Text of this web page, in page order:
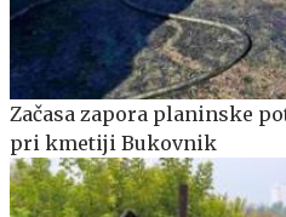
Začasa zapora planinske
pri kmetiji Bukovnik